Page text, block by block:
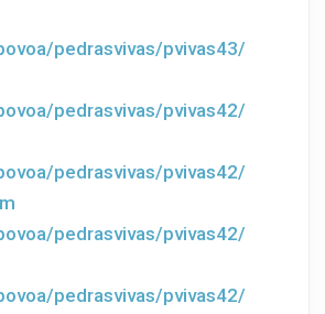
pedrasvivas/pvivas43/
pedrasvivas/pvivas42/
pedrasvivas/pvivas42/
pedrasvivas/pvivas42/
pedrasvivas/pvivas42/